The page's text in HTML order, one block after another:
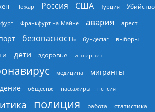
Пожар Россия США Турция Убийство
Франкфурт-на-Майне авария арест
безопасность бундестаг выборы
дети здоровье интернет
медицина
мигранты
общество пассажиры пенсия
полиция работа статистика